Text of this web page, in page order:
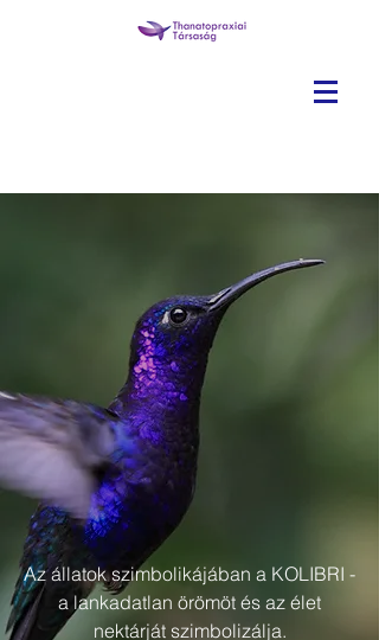
Az állatok szimbolikájában a KOLIBRI -
a lankadatlan örömöt és az élet
nektárját szimbolizálja.